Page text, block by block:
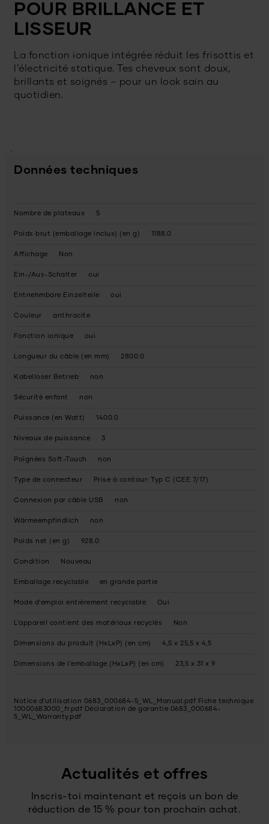
POUR BRILLANCE ET
LISSEUR
La fonction ionique intégrée réduit les frisottis et
l’électricité statique. Tes cheveux sont doux,
brillants et soignés – pour un look sain au
quotidien.
Données techniques
Nombre de plateaux 5
Poids brut (emballage inclus) (en g) 1188.0
Affichage Non
Ein-/Aus-Schalter oui
Entnehmbare Einzelteile oui
Couleur anthracite
Fonction ionique oui
Longueur du câble (en mm) 2800.0
Kabelloser Betrieb non
Sécurité enfant non
Puissance (en Watt) 1400.0
Niveaux de puissance 3
Poignées Soft-Touch non
Type de connecteur Prise à contour: Typ C (CEE 7/17)
Connexion par câble USB non
Wärmeempfindlich non
Poids net (en g) 928.0
Condition Nouveau
Emballage recyclable en grande partie
Mode d'emploi entièrement recyclable Oui
L'appareil contient des matériaux recyclés Non
Dimensions du produit (HxLxP) (en cm) 4,5 x 25,5 x 4,5
Dimensions de l'emballage (HxLxP) (en cm) 23,5 x 31 x 9
Notice d'utilisation 0683_000684-5_WL_Manual.pdf Fiche technique
10000683000_fr.pdf Déclaration de garantie 0683_000684-
5_WL_Warranty.pdf
Actualités et offres
Inscris-toi maintenant et reçois un bon de
réduction de 15 % pour ton prochain achat.